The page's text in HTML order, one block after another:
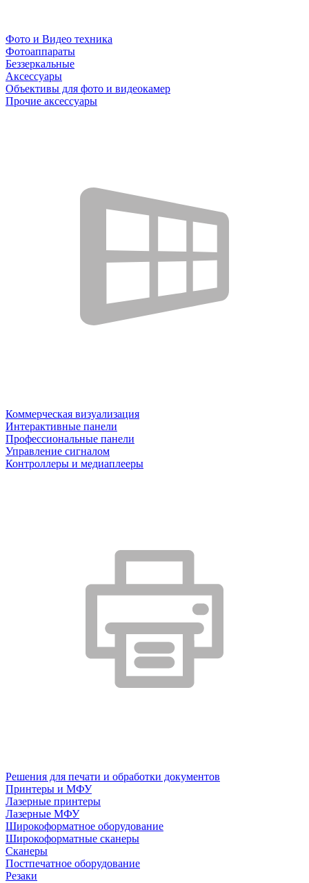
Фото и Видео техника
Фотоаппараты
Беззеркальные
Аксессуары
Объективы для фото и видеокамер
Прочие аксессуары
Коммерческая визуализация
Интерактивные панели
Профессиональные панели
Управление сигналом
Контроллеры и медиаплееры
Решения для печати и обработки документов
Принтеры и МФУ
Лазерные принтеры
Лазерные МФУ
Широкоформатное оборудование
Широкоформатные сканеры
Сканеры
Постпечатное оборудование
Резаки